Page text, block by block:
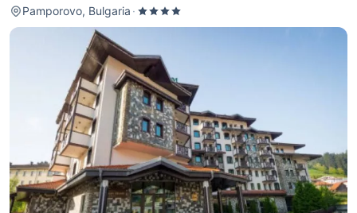
Pamporovo, Bulgaria ·